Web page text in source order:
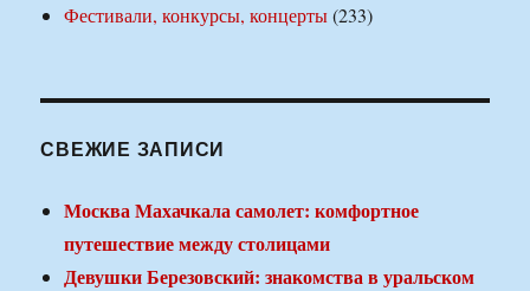
Фестивали, конкурсы, концерты(233)
СВЕЖИЕ ЗАПИСИ
Москва Махачкала самолет: комфортное
путешествие между столицами
Девушки Березовский: знакомства в уральском